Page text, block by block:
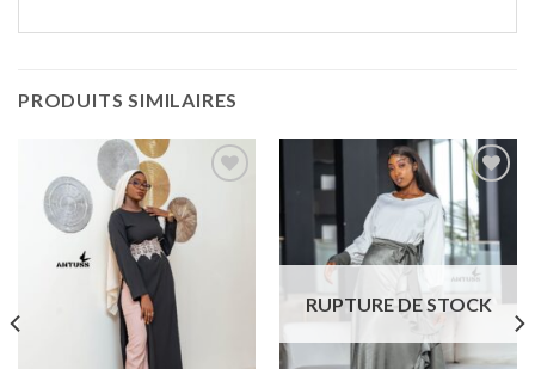
PRODUITS SIMILAIRES
Ajouter
à la liste
Ajouter
à la liste
de
souhaits
RUPTURE DE STOCK